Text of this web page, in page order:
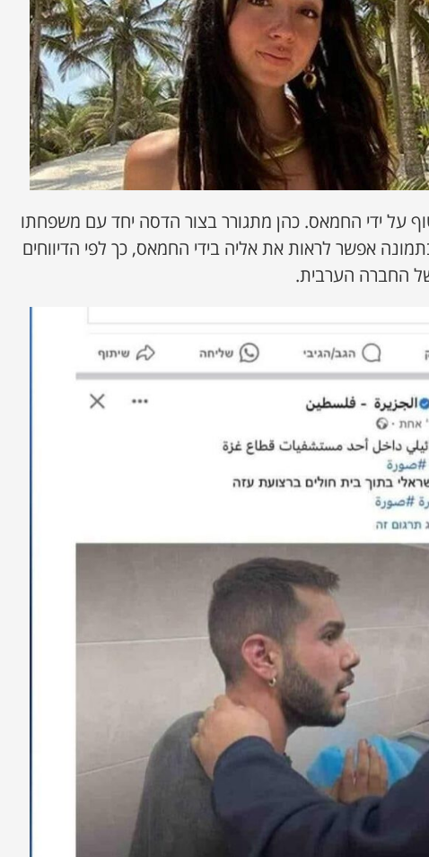
על ידי החמאס. כהן מתגורר בצור הדסה יחד עם משפחתו
אפשר לראות את אליה בידי החמאס, כך לפי הדיווחים
החברה הערבית.